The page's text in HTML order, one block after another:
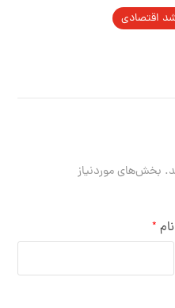
اقتصادی
بخش‌های موردنیاز
نام *